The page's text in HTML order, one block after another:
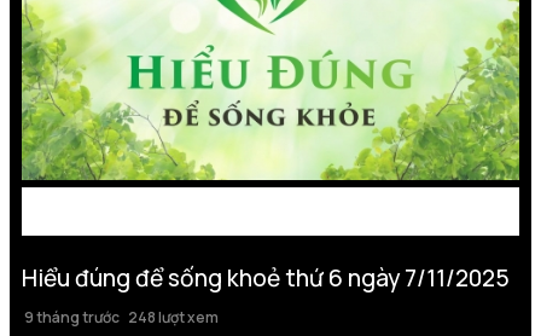
Hiểu đúng để sống khoẻ thứ 6 ngày 7/11/2025
9 tháng trước 248 lượt xem